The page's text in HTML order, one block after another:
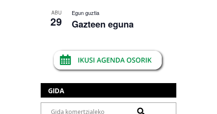
ABU
29
Egun guztia
Gazteen eguna
GIDA